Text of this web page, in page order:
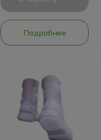
Подробнее